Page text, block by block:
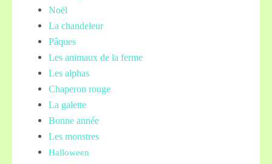
Noël
La chandeleur
Pâques
Les animaux de la ferme
Les alphas
Chaperon rouge
La galette
Bonne année
Les monstres
Halloween